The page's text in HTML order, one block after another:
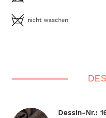
nicht waschen
Dessin-Nr.: